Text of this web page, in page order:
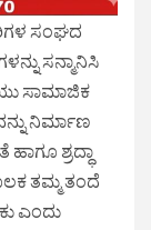
ಸಂಘದ
ಸನ್ಮಾನಿಸಿ
ಸಾಮಾಜಿಕ
ನಿರ್ಮಾಣ
ಶ್ರದ್ಧಾ
ತಮ್ಮ ತಂದೆ
ಎಂದು